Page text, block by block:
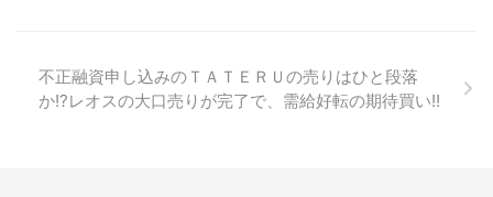
不正融資申し込みのＴＡＴＥＲＵの売りはひと段落
か!?レオスの大口売りが完了で、需給好転の期待買い!!